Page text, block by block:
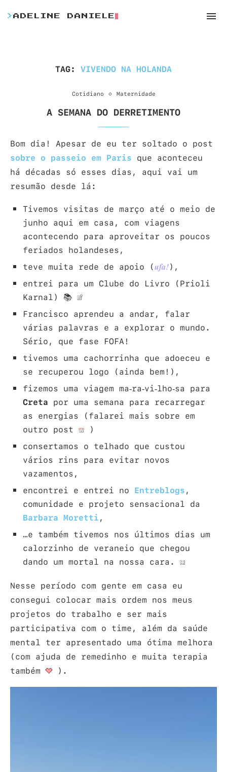
> ADELINE DANIELE
TAG: VIVENDO NA HOLANDA
Cotidiano Maternidade
A SEMANA DO DERRETIMENTO
Bom dia! Apesar de eu ter soltado o post
sobre o passeio em Paris que aconteceu
há décadas só esses dias, aqui vai um
resumão desde lá:
Tivemos visitas de março até o meio de
junho aqui em casa, com viagens
acontecendo para aproveitar os poucos
feriados holandeses,
teve muita rede de apoio (ufa!),
entrei para um Clube do Livro (Prioli
Karnal) 📚
Francisco aprendeu a andar, falar
várias palavras e a explorar o mundo.
Sério, que fase FOFA!
tivemos uma cachorrinha que adoeceu e
se recuperou logo (ainda bem!),
fizemos uma viagem ma-ra-vi-lho-sa para
Creta por uma semana para recarregar
as energias (falarei mais sobre em
outro post
)
consertamos o telhado que custou
vários rins para evitar novos
vazamentos,
encontrei e entrei no Entreblogs,
comunidade e projeto sensacional da
Barbara Moretti,
…e também tivemos nos últimos dias um
calorzinho de veraneio que chegou
dando um mortal na nossa cara.
Nesse período com gente em casa eu
consegui colocar mais ordem nos meus
projetos do trabalho e ser mais
participativa com o time, além da saúde
mental ter apresentado uma ótima melhora
(com ajuda de remedinho e muita terapia
também
).